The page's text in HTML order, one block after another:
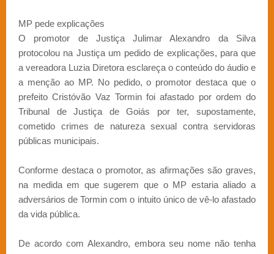
MP pede explicações
O promotor de Justiça Julimar Alexandro da Silva
protocolou na Justiça um pedido de explicações, para que
a vereadora Luzia Diretora esclareça o conteúdo do áudio e
a menção ao MP. No pedido, o promotor destaca que o
prefeito Cristóvão Vaz Tormin foi afastado por ordem do
Tribunal de Justiça de Goiás por ter, supostamente,
cometido crimes de natureza sexual contra servidoras
públicas municipais.
Conforme destaca o promotor, as afirmações são graves,
na medida em que sugerem que o MP estaria aliado a
adversários de Tormin com o intuito único de vê-lo afastado
da vida pública.
De acordo com Alexandro, embora seu nome não tenha